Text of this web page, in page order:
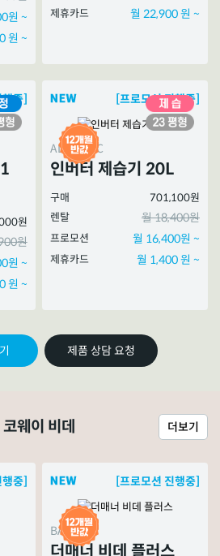
원 ~
원 ~
제휴카드 월 22,900 원 ~
중]
원
원
원 ~
원 ~
[프로모션 진행중]
AD-2026C
인버터 제습기 20L
구매
701,100원
렌탈
월 18,400원
프로모션 월 16,400원 ~
제휴카드 월 1,400 원 ~
제품 상담 요청
코웨이 비데 더보기
중] [프로모션 진행중]
BAS51-A
더매너 비데 플러스